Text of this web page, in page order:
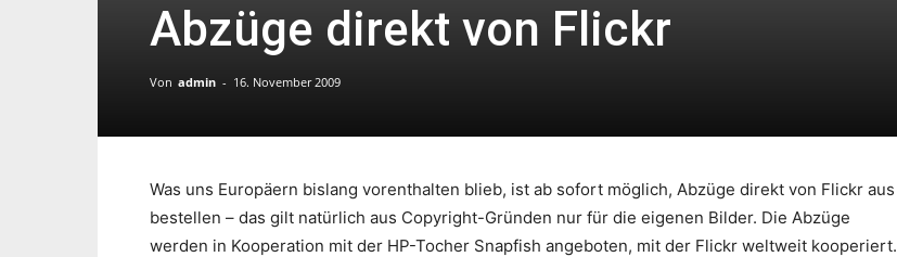
Abzüge direkt von Flickr
Von admin - 16. November 2009
Was uns Europäern bislang vorenthalten blieb, ist ab sofort möglich, Abzüge direkt von Flickr aus
bestellen – das gilt natürlich aus Copyright-Gründen nur für die eigenen Bilder. Die Abzüge
werden in Kooperation mit der HP-Tocher Snapfish angeboten, mit der Flickr weltweit kooperiert.